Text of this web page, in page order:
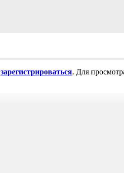
зарегистрироваться. Для